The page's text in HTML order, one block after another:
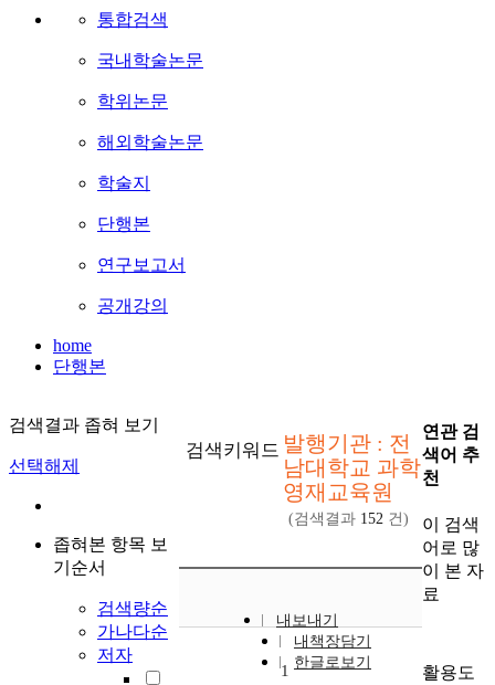
통합검색
국내학술논문
학위논문
해외학술논문
학술지
단행본
연구보고서
공개강의
home
단행본
검색결과 좁혀 보기
선택해제
좁혀본 항목 보
기순서
검색량순
가나다순
저자
검색키워드 발행기관 : 전
남대학교 과학
영재교육원
(검색결과 152 건)
내보내기
내책장담기
한글로보기
1
연관 검
색어 추
천
이 검색
어로 많
이 본 자
료
활용도